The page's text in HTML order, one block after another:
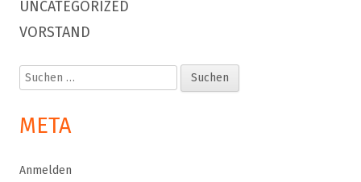
UNCATEGORIZED
VORSTAND
Suchen
nach:
META
Anmelden